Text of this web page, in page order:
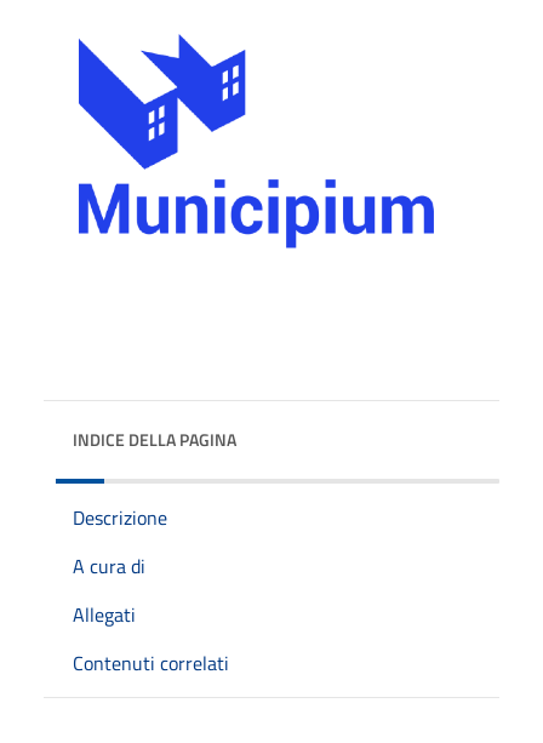
INDICE DELLA PAGINA
Descrizione
A cura di
Allegati
Contenuti correlati